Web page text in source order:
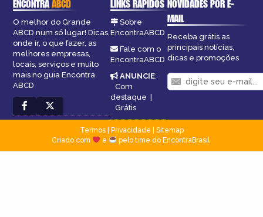
ENCONTRAABCD
O melhor do Grande
ABCD num só lugar! Dicas,
onde ir, o que fazer, as
melhores empresas,
locais, serviços e muito
mais no guia Encontra
ABCD
LINKS RÁPIDOS
Sobre
EncontraABCD
Fale com o
EncontraABCD
ANUNCIE:
Com
destaque
Grátis
NOVIDADES POR E-
MAIL
Receba grátis as
principais notícias,
dicas e promoções
Termos| Privacidade
Sitemap
Criado com
e pelo time do EncontraBrasil